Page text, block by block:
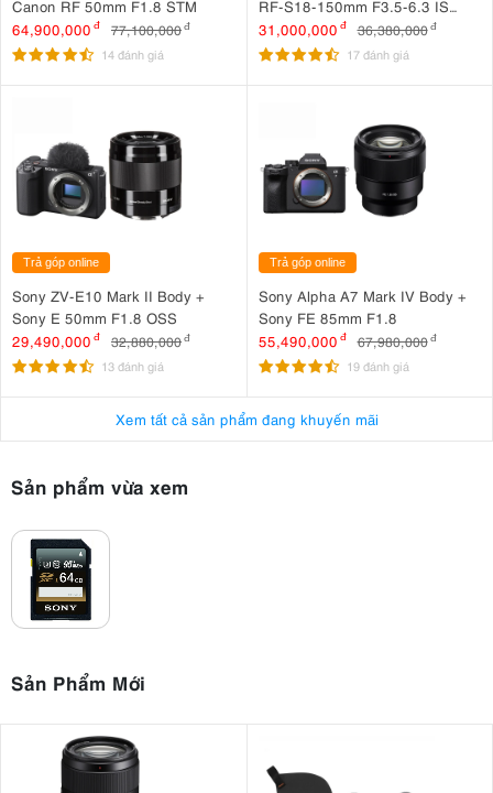
Canon RF 50mm F1.8 STM
64,900,000 đ 77,100,000đ
14 đánh giá
RF-S18-150mm F3.5-6.3 IS
STM
31,000,000 đ 36,380,000 đ
17 đánh giá
Trả góp online
Sony ZV-E10 Mark II Body +
Sony E 50mm F1.8 OSS
29,490,000 đ 32,880,000đ
13 đánh giá
Trả góp online
Sony Alpha A7 Mark IV Body +
Sony FE 85mm F1.8
55,490,000 đ 67,980,000 đ
19 đánh giá
Xem tất cả sản phẩm đang khuyến mãi
Sản phẩm vừa xem
Sản Phẩm Mới